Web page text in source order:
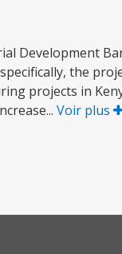
Development
the
projects in
Voir plus